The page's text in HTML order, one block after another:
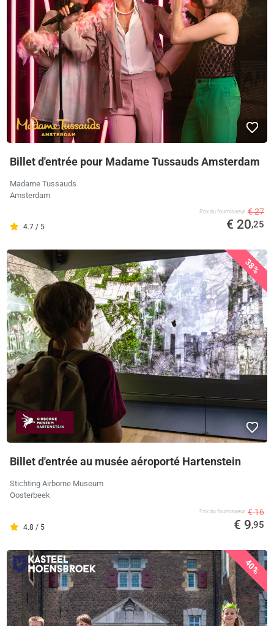
Billet d'entrée pour Madame Tussauds Amsterdam
Madame Tussauds
Amsterdam
4.7 / 5
Prix ​​du fournisseur € 27
€ 20,25
38%
Billet d'entrée au musée aéroporté Hartenstein
Stichting Airborne Museum
Oosterbeek
4.8 / 5
Prix ​​du fournisseur € 16
€ 9,95
40%